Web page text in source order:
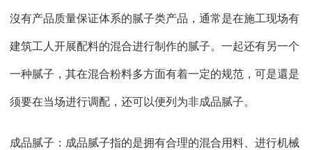
沒有产品质量保证体系的腻子类产品，通常是在施工现场有
建筑工人开展配料的混合进行制作的腻子。一起还有另一个
一种腻子，其在混合粉料多方面有着一定的规范，可是還是
须要在当场进行调配，还可以便列为非成品腻子。
成品腻子：成品腻子指的是拥有合理的混合用料、进行机械